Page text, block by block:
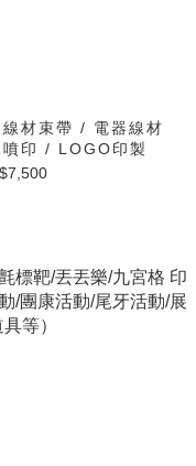
線材束帶 / 電器線材
印 / LOGO印製